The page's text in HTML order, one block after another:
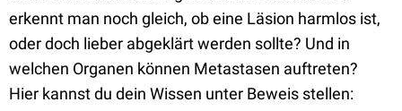
erkennt man noch gleich, ob eine Läsion harmlos ist,
oder doch lieber abgeklärt werden sollte? Und in
welchen Organen können Metastasen auftreten?
Hier kannst du dein Wissen unter Beweis stellen: